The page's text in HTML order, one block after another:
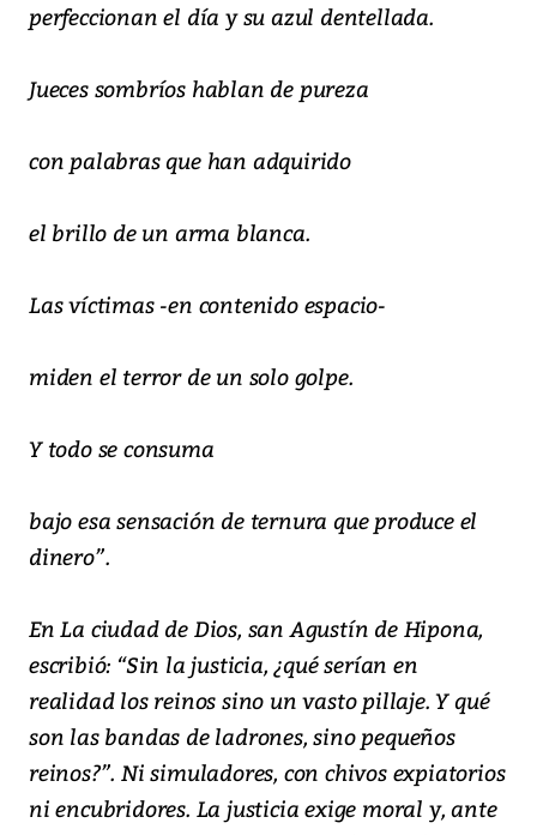
perfeccionan el día y su azul dentellada.
Jueces sombríos hablan de pureza
con palabras que han adquirido
el brillo de un arma blanca.
Las víctimas -en contenido espacio-
miden el terror de un solo golpe.
Y todo se consuma
bajo esa sensación de ternura que produce el
dinero”.
En La ciudad de Dios, san Agustín de Hipona,
escribió: “Sin la justicia, ¿qué serían en
realidad los reinos sino un vasto pillaje. Y qué
son las bandas de ladrones, sino pequeños
reinos?”. Ni simuladores, con chivos expiatorios
ni encubridores. La justicia exige moral y, ante